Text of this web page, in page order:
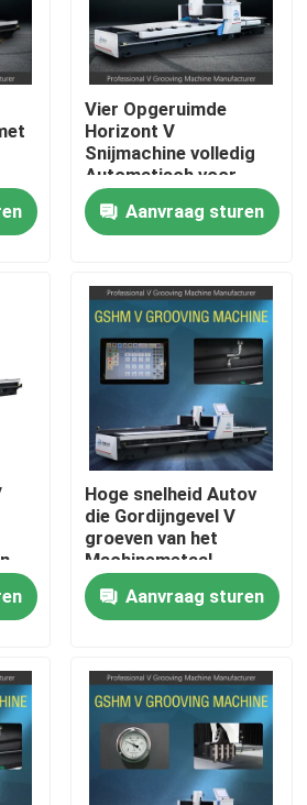
Groeven Machine
Machine
groeven
Vier Opgeruimde
Horizont V
Snijmachine volledig
Automatisch voor
Deur die
Aluminiumvernisje
optimaliseren
Aanvraag sturen
Hoge snelheid Autov
die Gordijngevel V
groeven van het
Machinemetaal
Groover-Machine
Aanvraag sturen